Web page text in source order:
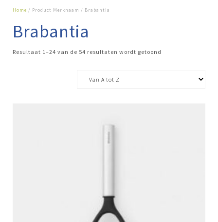
Home / Product Merknaam / Brabantia
Brabantia
Resultaat 1–24 van de 54 resultaten wordt getoond